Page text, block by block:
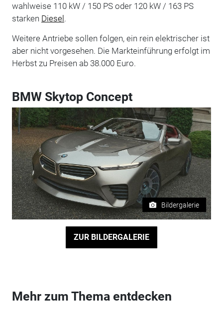
wahlweise 110 kW / 150 PS oder 120 kW / 163 PS
starken Diesel.
Weitere Antriebe sollen folgen, ein rein elektrischer ist
aber nicht vorgesehen. Die Markteinführung erfolgt im
Herbst zu Preisen ab 38.000 Euro.
BMW Skytop Concept
Bildergalerie
ZUR BILDERGALERIE
Mehr zum Thema entdecken